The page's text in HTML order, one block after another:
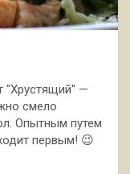
"Хрустящий" —
смело
Опытным путем
первым! 😉